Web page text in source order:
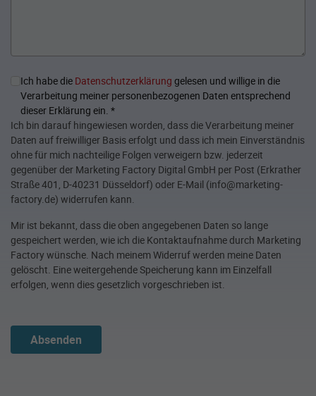
Ich habe die Datenschutzerklärung gelesen und willige in die
Verarbeitung meiner personenbezogenen Daten entsprechend
dieser Erklärung ein. *
Ich bin darauf hingewiesen worden, dass die Verarbeitung meiner
Daten auf freiwilliger Basis erfolgt und dass ich mein Einverständnis
ohne für mich nachteilige Folgen verweigern bzw. jederzeit
gegenüber der Marketing Factory Digital GmbH per Post (Erkrather
Straße 401, D-40231 Düsseldorf) oder E-Mail (info@marketing-
factory.de) widerrufen kann.
Mir ist bekannt, dass die oben angegebenen Daten so lange
gespeichert werden, wie ich die Kontaktaufnahme durch Marketing
Factory wünsche. Nach meinem Widerruf werden meine Daten
gelöscht. Eine weitergehende Speicherung kann im Einzelfall
erfolgen, wenn dies gesetzlich vorgeschrieben ist.
Absenden